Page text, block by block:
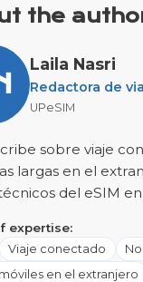
the
Laila Nasri
Redactora de
UPeSIM
sobre viaje
largas en el
del eSIM
expertise:
Viaje conectado
en el extranjero